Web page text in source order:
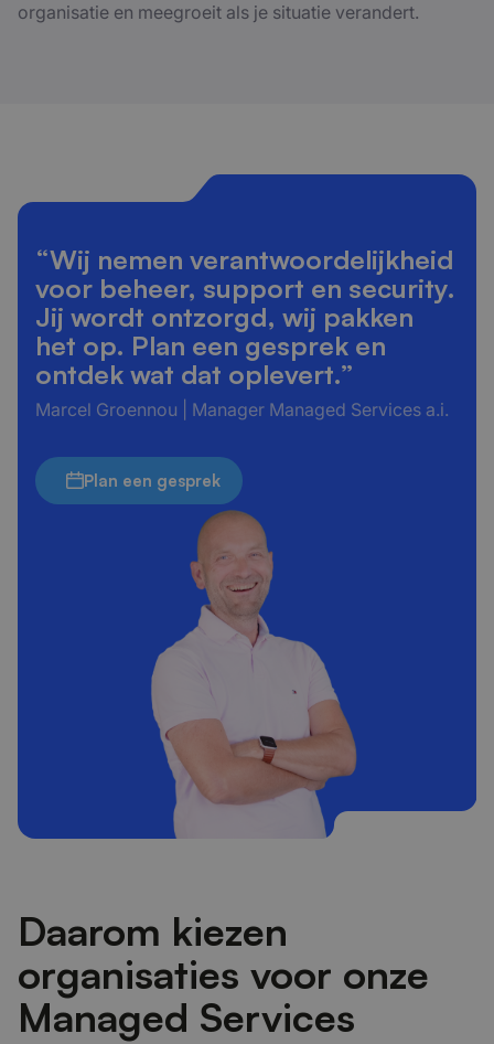
organisatie en meegroeit als je situatie verandert.
“Wij nemen verantwoordelijkheid
voor beheer, support en security.
Jij wordt ontzorgd, wij pakken
het op. Plan een gesprek en
ontdek wat dat oplevert.”
Marcel Groennou | Manager Managed Services a.i.
Plan een gesprek
Daarom kiezen
organisaties voor onze
Managed Services